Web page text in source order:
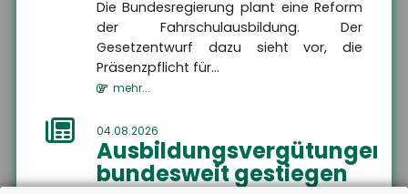
Die Bundesregierung plant eine Reform
der Fahrschulausbildung. Der
Gesetzentwurf dazu sieht vor, die
Präsenzpflicht für...
mehr...
04.08.2026
Ausbildungsvergütungen
bundesweit gestiegen
Gewerbliche Sachversicherung schützt sowohl den
Unternehmer als auch
seine gesetzlichen
Vertreter vor den
finanziellen Folgen der
beruflichen Haftung,
indem sie eine gestellte
ablehnt oder berechtigte
Ansprüche im Rahmen
des vereinbarten
Deckungsumfangs
reguliert.